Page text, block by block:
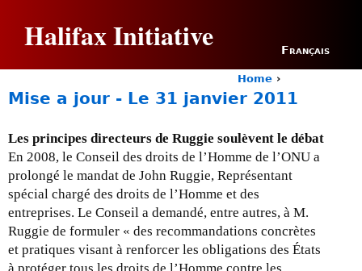
Halifax Initiative Français
Y
o
a
r
e
h
e
r
e
Home ›
Mise a jour - Le 31 janvier 2011
Les principes directeurs de Ruggie soulèvent le débat
En 2008, le Conseil des droits de l’Homme de l’ONU a
prolongé le mandat de John Ruggie, Représentant
spécial chargé des droits de l’Homme et des
entreprises. Le Conseil a demandé, entre autres, à M.
Ruggie de formuler « des recommandations concrètes
et pratiques visant à renforcer les obligations des États